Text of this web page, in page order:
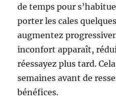
de temps pour
porter les cales
augmentez
inconfort apparaît,
réessayez plus tard.
semaines avant de
bénéfices.